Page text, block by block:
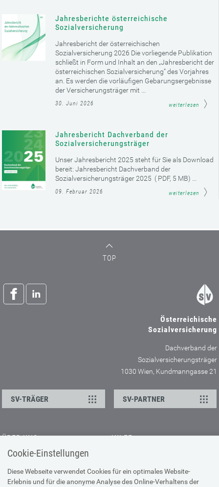
Cookie-Einstellungen
Diese Webseite verwendet Cookies für ein optimales Website-
Erlebnis und für die anonyme Analyse des Online-Verhaltens der
Jahresberichte österreichische
Sozialversicherung
Jahresbericht der österreichischen
Sozialversicherung 2026 Die vorliegende Publikation
schließt in Form und Inhalt an den „Jahresbericht der
österreichischen Sozialversicherung“ des Vorjahres
an. Es werden die vorläufigen Gebarungsergebnisse
der Versicherungsträger mit ...
30. Juni 2026 weiterlesen
Jahresbericht Dachverband der
Sozialversicherungsträger
Unser Jahresbericht 2025 steht für Sie als Download
bereit: Jahresbericht Dachverband der
Sozialversicherungsträger 2025 ( PDF, 5 MB) ...
09. Februar 2026 weiterlesen
TOP
Österreichische
Sozialversicherung
Dachverband der
Sozialversicherungsträger
1030 Wien, Kundmanngasse 21
SV-TRÄGER SV-PARTNER
ÜBER UNS
Kontakt
Offene Stellen
Presse
HILFE
Browser-Info & Sicherheit
Hilfe zur Suche